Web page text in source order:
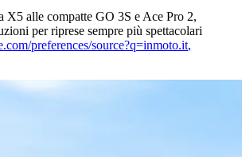
X5 alle compatte GO 3S e Ace Pro 2,
per riprese sempre più spettacolari
preferences/source?q=inmoto.it,